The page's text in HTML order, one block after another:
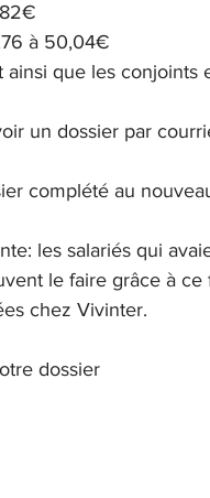
à 50,04€
que les conjoints
un dossier par
complété au
les salariés qui
le faire grâce à
chez Vivinter.
dossier